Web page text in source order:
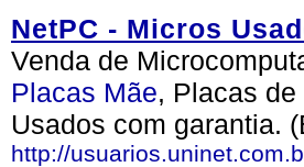
NetPC - Micros
Venda de
Placas Mãe, Placas
Usados com garantia.
http://